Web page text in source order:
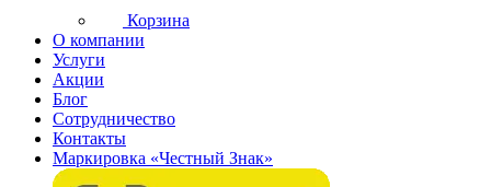
Корзина
О компании
Услуги
Акции
Блог
Сотрудничество
Контакты
Маркировка «Честный Знак»